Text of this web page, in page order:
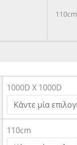
110cm
1000D X 1000D
110cm